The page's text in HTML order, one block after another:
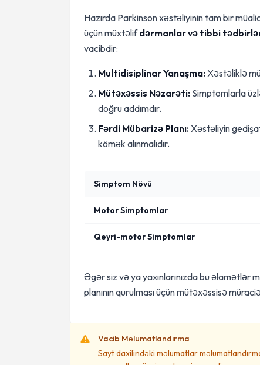
Hazırda Parkinson xəstəliyinin tam bir
üçün müxtəlifdərmanlar və tibbi
vacibdir:
Multidisiplinar Yanaşma:Xəstəliklə
Mütəxəssis Nəzarəti: Simptomlarla
doğru addımdır.
Fərdi Mübarizə Planı:Xəstəliyin
kömək alınmalıdır.
Simptom Növü
Motor Simptomlar
Qeyri-motor Simptomlar
Əgər siz və ya yaxınlarınızda bu əlamətlər
planının qurulması üçün mütəxəssisə
Vacib Məlumatlandırma
Sayt daxilindəki məlumatlar